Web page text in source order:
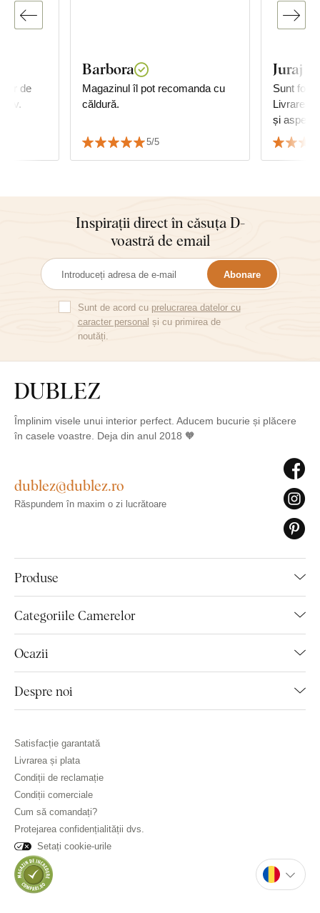
de
Barbora
Magazinul îl pot recomanda cu
căldură.
5/5
Juraj G.
Sunt
Livrarea,
și
Juraj
Inspirații direct în căsuța D-
voastră de email
Abonare
Sunt de acord cu prelucrarea datelor cu
caracter personal și cu primirea de
noutăți.
Împlinim visele unui interior perfect. Aducem bucurie și plăcere
în casele voastre. Deja din anul 2018 🧡
Produse
Categoriile Camerelor
Ocazii
Despre noi
dublez@dublez.ro
Răspundem în maxim o zi lucrătoare
Satisfacție garantată
Livrarea și plata
Condiții de reclamație
Condiții comerciale
Cum să comandați?
Protejarea confidențialității dvs.
Setați cookie-urile